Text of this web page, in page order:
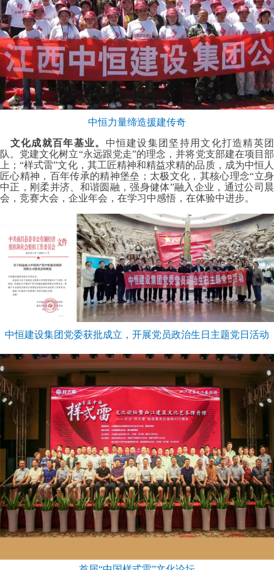
中恒力量缔造援建传奇
文化成就百年基业。 中恒建设集团坚持用文化打造精英团
队。党建文化树立“永远跟党走”的理念，并将党支部建在项目部
上；“样式雷”文化，其工匠精神和精益求精的品质，成为中恒人
匠心精神，百年传承的精神堡垒；太极文化，其核心理念“立身
中正，刚柔并济、和谐圆融，强身健体”融入企业，通过公司晨
会，竞赛大会，企业年会，在学习中感悟，在体验中进步。
中恒建设集团党委获批成立，开展党员政治生日主题党日活动